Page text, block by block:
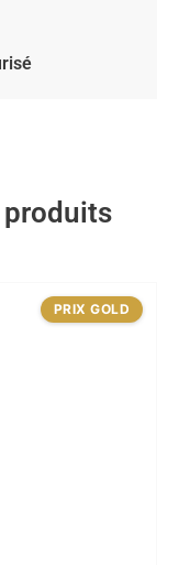
produits
PRIX GOLD